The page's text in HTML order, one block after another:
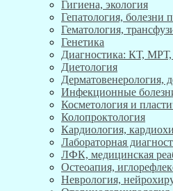
Гигиена, экология
Гепатология, болезни
Гематология,
Генетика
Диагностика: КТ,
Диетология
Дерматовенерология,
Инфекционные
Косметология и
Колопроктология
Кардиология,
Лабораторная
ЛФК, медицинская
Остеоапия,
Неврология,